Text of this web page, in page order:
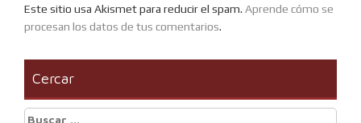
Este sitio usa Akismet para reducir el spam. Aprende cómo se
procesan los datos de tus comentarios.
Cercar
Buscar: